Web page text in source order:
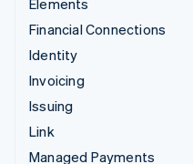
Elements
Financial Connections
Identity
Invoicing
Issuing
Link
Managed Payments